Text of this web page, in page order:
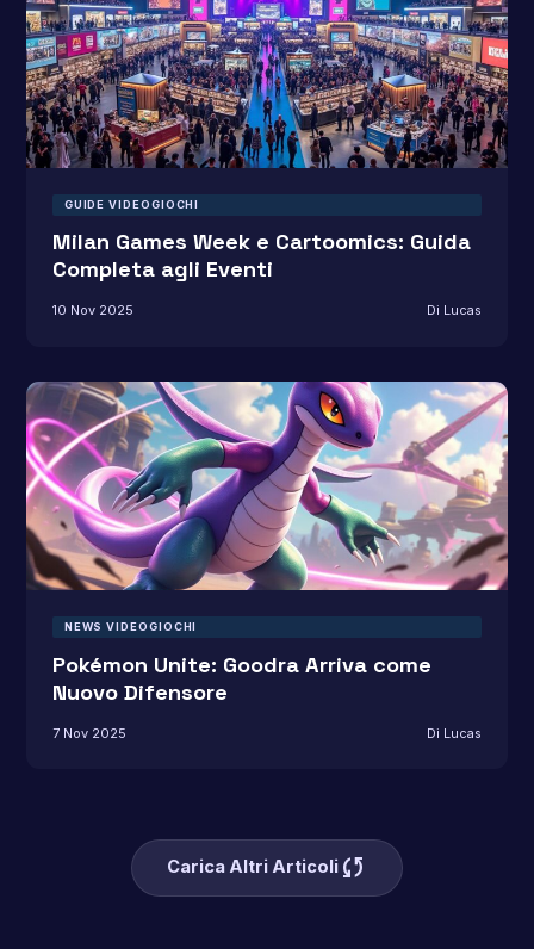
GUIDE VIDEOGIOCHI
Milan Games Week e Cartoomics: Guida
Completa agli Eventi
10 Nov 2025 Di Lucas
NEWS VIDEOGIOCHI
Pokémon Unite: Goodra Arriva come
Nuovo Difensore
7 Nov 2025 Di Lucas
Carica Altri Articoli sync